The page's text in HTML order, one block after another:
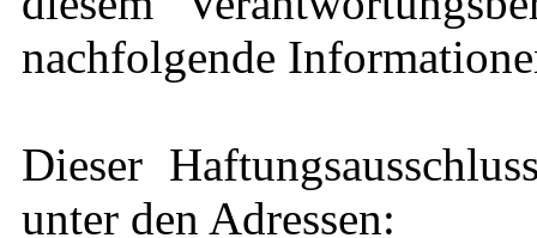
nachfolgende
Dieser
unter den Adressen: